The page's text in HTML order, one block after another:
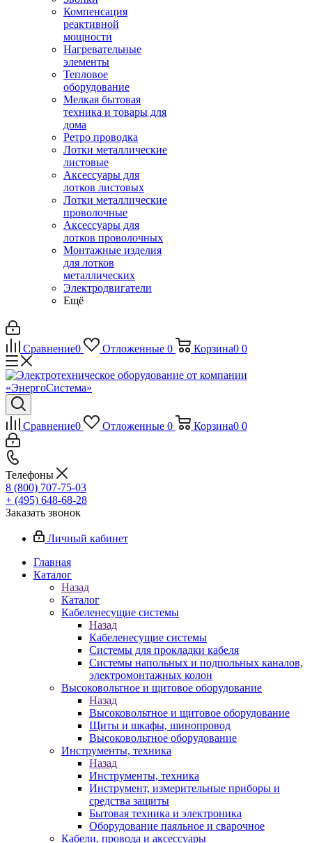
Компенсация
реактивной
мощности
Нагревательные
элементы
Тепловое
оборудование
Мелкая бытовая
техника и товары для
дома
Ретро проводка
Лотки металлические
листовые
Аксессуары для
лотков листовых
Лотки металлические
проволочные
Аксессуары для
лотков проволочных
Монтажные изделия
для лотков
металлических
Электродвигатели
Ещё
Сравнение0 Отложенные 0 Корзина0 0
Сравнение0 Отложенные 0 Корзина0 0
Телефоны
8 (800) 707-75-03
+ (495) 648-68-28
Заказать звонок
Личный кабинет
Главная
Каталог
Назад
Каталог
Кабеленесущие системы
Назад
Кабеленесущие системы
Системы для прокладки кабеля
Системы напольных и подпольных каналов,
электромонтажных колон
Высоковольтное и щитовое оборудование
Назад
Высоковольтное и щитовое оборудование
Щиты и шкафы, шинопровод
Высоковольтное оборудование
Инструменты, техника
Назад
Инструменты, техника
Инструмент, измерительные приборы и
средства защиты
Бытовая техника и электроника
Оборудование паяльное и сварочное
Кабели, провода и аксессуары